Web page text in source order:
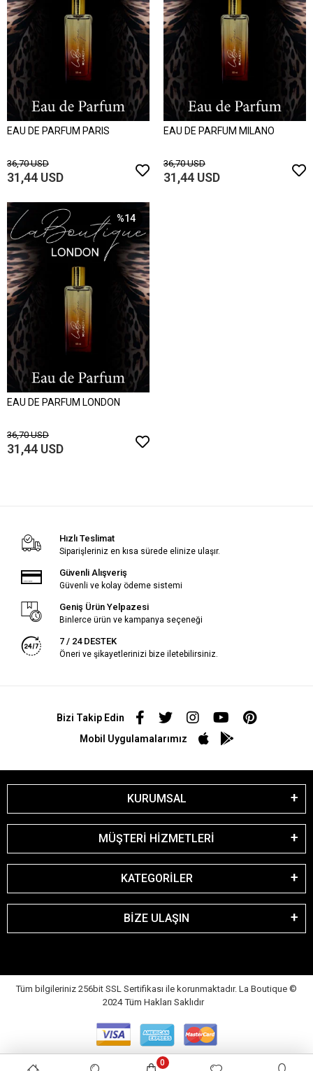
EAU DE PARFUM PARIS
36,70 USD
31,44 USD
EAU DE PARFUM MILANO
36,70 USD
31,44 USD
%14
EAU DE PARFUM LONDON
36,70 USD
31,44 USD
Hızlı Teslimat
Siparişleriniz en kısa sürede elinize ulaşır.
Güvenli Alışveriş
Güvenli ve kolay ödeme sistemi
Geniş Ürün Yelpazesi
Binlerce ürün ve kampanya seçeneği
7 / 24 DESTEK
Öneri ve şikayetlerinizi bize iletebilirsiniz.
Bizi Takip Edin
Mobil Uygulamalarımız
KURUMSAL
MÜŞTERİ HİZMETLERİ
KATEGORİLER
BİZE ULAŞIN
Tüm bilgileriniz 256bit SSL Sertifikası ile korunmaktadır. La Boutique ©
2024 Tüm Hakları Saklıdır
0